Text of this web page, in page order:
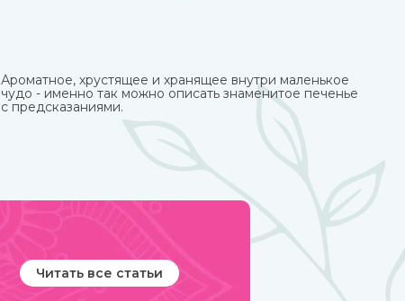
Ароматное, хрустящее и хранящее внутри маленькое
чудо - именно так можно описать знаменитое печенье
с предсказаниями.
Читать все статьи